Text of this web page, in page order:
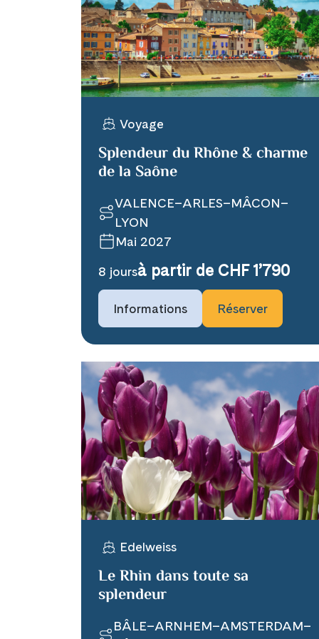
X
Telegram
Voyage
Splendeur du Rhône & charme
de la Saône
VALENCE–ARLES–MÂCON–
LYON
Mai 2027
8 joursà partir de CHF 1’790
Informations Réserver
Edelweiss
Le Rhin dans toute sa
splendeur
BÂLE–ARNHEM–AMSTERDAM–